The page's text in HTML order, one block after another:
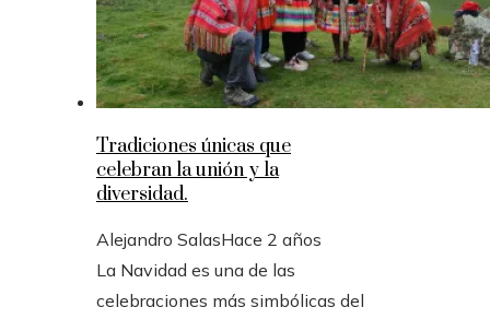
Tradiciones únicas que
celebran la unión y la
diversidad.
Alejandro SalasHace 2 años
La Navidad es una de las
celebraciones más simbólicas del